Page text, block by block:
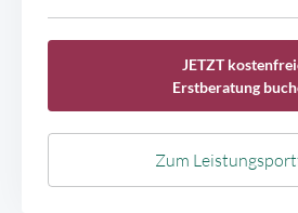
Zum
JETZT
Erstberatung